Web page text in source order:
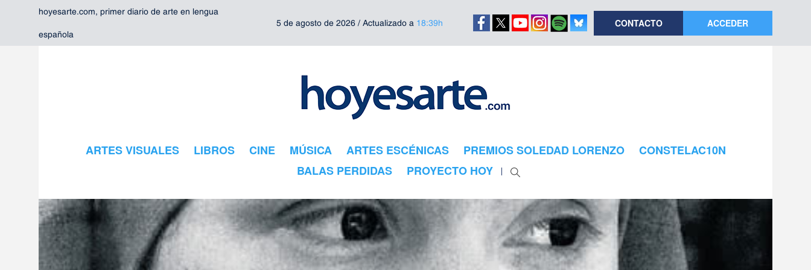
hoyesarte.com, primer diario de arte en lengua
española
5 de agosto de 2026 / Actualizado a 18:39h CONTACTO ACCEDER
ARTES VISUALES LIBROS CINE MÚSICA ARTES ESCÉNICAS PREMIOS SOLEDAD LORENZO
CONSTELAC10N
BALAS PERDIDAS
PROYECTO HOY